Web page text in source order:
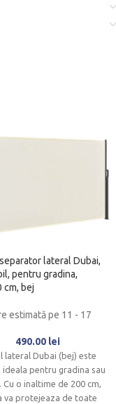
lateral Dubai,
pentru gradina,
cm, bej
estimată pe 11 - 17
490.00 lei
lateral Dubai (bej) este
pentru gradina sau
Cu o inaltime de 200 cm,
va protejeaza de toate